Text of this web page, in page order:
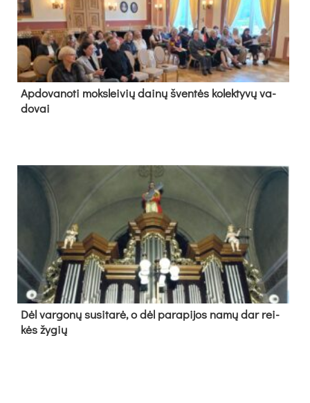
Ap­do­va­no­ti moks­lei­vių dai­nų šven­tės ko­lek­ty­vų va­
do­vai
Dėl var­go­nų su­si­ta­rė, o dėl pa­ra­pi­jos na­mų dar rei­
kės žy­gių